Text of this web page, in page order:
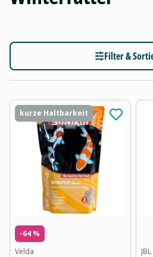
Filter &
kurze Haltbarkeit
-64 %
Velda
JBL